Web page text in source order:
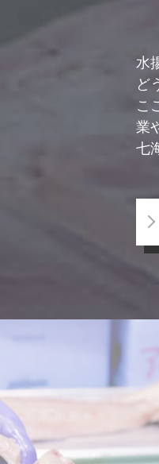
水
ど
こ
業
七